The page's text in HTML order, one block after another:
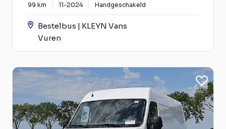
99 km 11-2024 Handgeschakeld
Bestelbus | KLEYN Vans
Vuren